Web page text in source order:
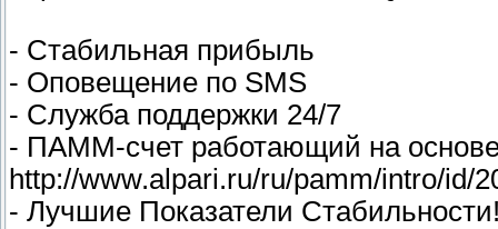
- Стабильная прибыль
- Оповещение по SMS
- Служба поддержки 24/7
- ПАММ-счет работающий на основе
http://www.alpari.ru/ru/pamm/intro/id/
- Лучшие Показатели